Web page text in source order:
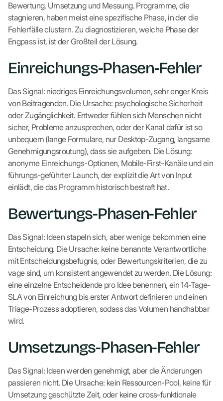
Bewertung, Umsetzung und Messung. Programme, die
stagnieren, haben meist eine spezifische Phase, in der die
Fehlerfälle clustern. Zu diagnostizieren, welche Phase der
Engpass ist, ist der Großteil der Lösung.
Einreichungs-Phasen-Fehler
Das Signal: niedriges Einreichungsvolumen, sehr enger Kreis
von Beitragenden. Die Ursache: psychologische Sicherheit
oder Zugänglichkeit. Entweder fühlen sich Menschen nicht
sicher, Probleme anzusprechen, oder der Kanal dafür ist so
unbequem (lange Formulare, nur Desktop-Zugang, langsame
Genehmigungsroutung), dass sie aufgeben. Die Lösung:
anonyme Einreichungs-Optionen, Mobile-First-Kanäle und ein
führungs-geführter Launch, der explizit die Art von Input
einlädt, die das Programm historisch bestraft hat.
Bewertungs-Phasen-Fehler
Das Signal: Ideen stapeln sich, aber wenige bekommen eine
Entscheidung. Die Ursache: keine benannte Verantwortliche
mit Entscheidungsbefugnis, oder Bewertungskriterien, die zu
vage sind, um konsistent angewendet zu werden. Die Lösung:
eine einzelne Entscheidende pro Idee benennen, ein 14-Tage-
SLA von Einreichung bis erster Antwort definieren und einen
Triage-Prozess adoptieren, sodass das Volumen handhabbar
wird.
Umsetzungs-Phasen-Fehler
Das Signal: Ideen werden genehmigt, aber die Änderungen
passieren nicht. Die Ursache: kein Ressourcen-Pool, keine für
Umsetzung geschützte Zeit, oder keine cross-funktionale